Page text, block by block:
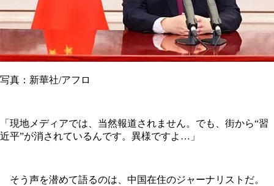
写真：新華社/アフロ
「現地メディアでは、当然報道されません。でも、街から“習
近平”が消されているんです。異様ですよ…」
そう声を潜めて語るのは、中国在住のジャーナリストだ。